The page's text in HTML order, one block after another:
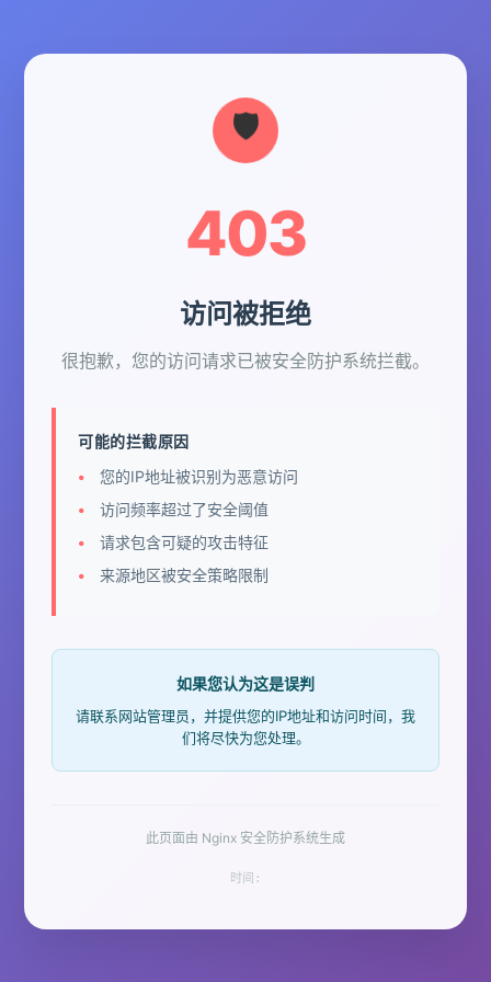
403
访问被拒绝
很抱歉，您的访问请求已被安全防护系统拦截。
可能的拦截原因
您的IP地址被识别为恶意访问
访问频率超过了安全阈值
请求包含可疑的攻击特征
来源地区被安全策略限制
如果您认为这是误判
请联系网站管理员，并提供您的IP地址和访问时间，我
们将尽快为您处理。
此页面由 Nginx 安全防护系统生成
时间: